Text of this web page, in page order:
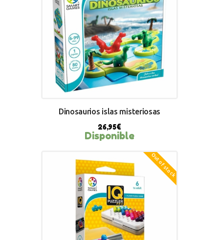
BUY NOW
Dinosaurios islas misteriosas
26,95€
Disponible
Out of stock